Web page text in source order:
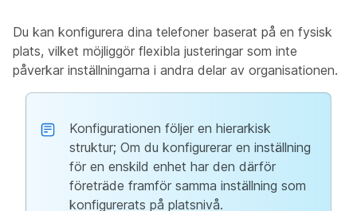
Du kan konfigurera dina telefoner baserat på en fysisk
plats, vilket möjliggör flexibla justeringar som inte
påverkar inställningarna i andra delar av organisationen.
Konfigurationen följer en hierarkisk
struktur; Om du konfigurerar en inställning
för en enskild enhet har den därför
företräde framför samma inställning som
konfigurerats på platsnivå.